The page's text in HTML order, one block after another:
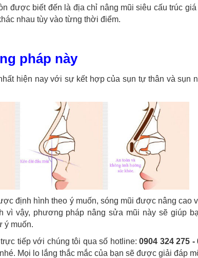
được biết đến là địa chỉ nâng mũi siêu cấu trúc
nhau tùy vào từng thời điểm.
pháp này
hiện nay với sự kết hợp của sụn tự thân và sụn
định hình theo ý muốn, sóng mũi được nâng cao
vậy, phương pháp nâng sửa mũi này sẽ giúp
ý muốn.
tiếp với chúng tôi qua số hotline:0904 324 275 -
Mọi lo lắng thắc mắc của bạn sẽ được giải đáp